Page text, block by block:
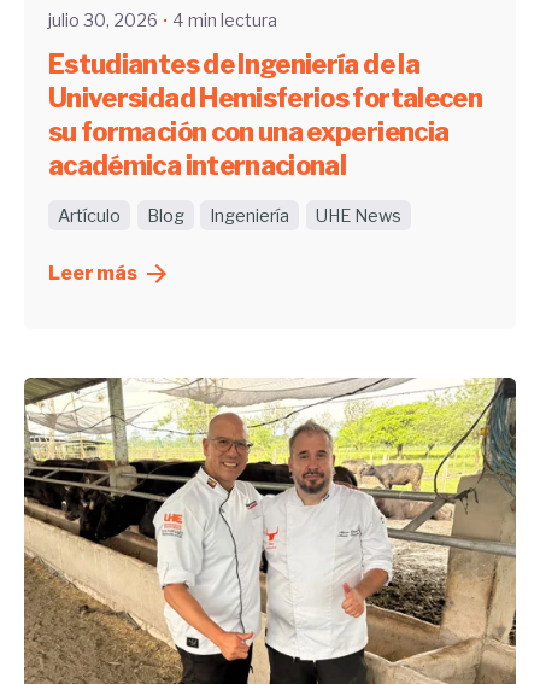
julio 30, 2026 4 min lectura
Estudiantes de Ingeniería de la
Universidad Hemisferios fortalecen
su formación con una experiencia
académica internacional
Artículo Blog Ingeniería UHE News
Leer más